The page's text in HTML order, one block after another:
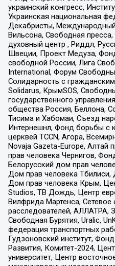
украинский конгресс,
Украинская национальная
Декабристы,
Вильсона, Свободная
духовный центр , Риддл,
Швеции, Проект Медуза,
свободной России, Лига
International, Форум
Солидарность с
Solidarus, КрымSOS,
государственного
общества Россия, Беллона,
Тисима и Хабомаи, Съезд
Интернешнл, Фонд борьбы с
церквей TCCN, Агора,
Novaja Gazeta-Europe, Алтай
прав человека Чернигов,
Белорусский дом прав
Дом прав человека Тбилиси,
Дом прав человека Крым,
Studios, ТВ Дождь, Центр
Вилфрида Мартенса,
расследователей, АЛЛАТРА,
Свободная Бурятия, Uralic,
федерация транспортных
Гудзоновский институт,
Развития, Комитет-2024,
университет, Центр